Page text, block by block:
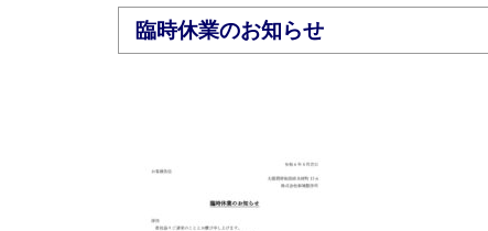
臨時休業のお知らせ